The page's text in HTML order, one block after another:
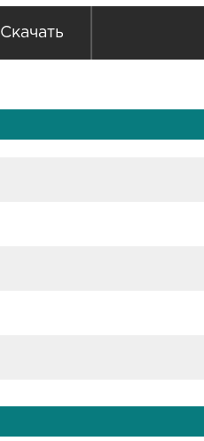
Скачать